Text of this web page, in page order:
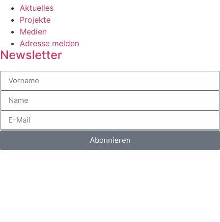
Aktuelles
Projekte
Medien
Adresse melden
Newsletter
Abonnieren